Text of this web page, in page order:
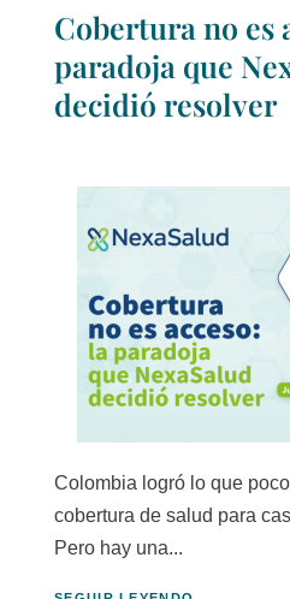
Cobertura no es
paradoja que
decidió resolver
Colombia logró lo que
cobertura de salud para
Pero hay una...